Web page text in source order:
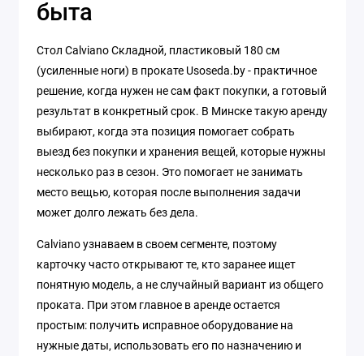
быта
Стол Calviano Складной, пластиковый 180 см
(усиленные ноги) в прокате Usoseda.by - практичное
решение, когда нужен не сам факт покупки, а готовый
результат в конкретный срок. В Минске такую аренду
выбирают, когда эта позиция помогает собрать
выезд без покупки и хранения вещей, которые нужны
несколько раз в сезон. Это помогает не занимать
место вещью, которая после выполнения задачи
может долго лежать без дела.
Calviano узнаваем в своем сегменте, поэтому
карточку часто открывают те, кто заранее ищет
понятную модель, а не случайный вариант из общего
проката. При этом главное в аренде остается
простым: получить исправное оборудование на
нужные даты, использовать его по назначению и